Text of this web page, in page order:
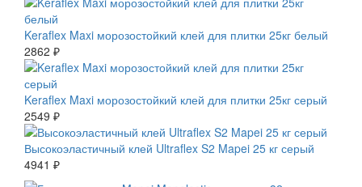
Keraflex Maxi морозостойкий клей для плитки 25кг белый
2862 ₽
Keraflex Maxi морозостойкий клей для плитки 25кг серый
2549 ₽
Высокоэластичный клей Ultraflex S2 Mapei 25 кг серый
4941 ₽